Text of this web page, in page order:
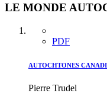
LE MONDE
PDF
AUTOCHTONES
Pierre Trudel